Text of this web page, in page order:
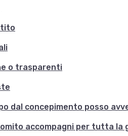
o trasparenti
dal concepimento posso
accompagni per tutta la